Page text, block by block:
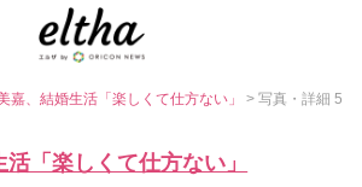
嘉、結婚生活「楽しくて仕方ない」> 写真・詳細 5
「楽しくて仕方ない」